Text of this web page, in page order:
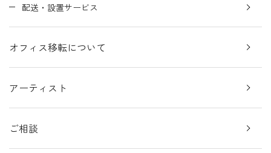
配送・設置サービス
オフィス移転について
アーティスト
ご相談